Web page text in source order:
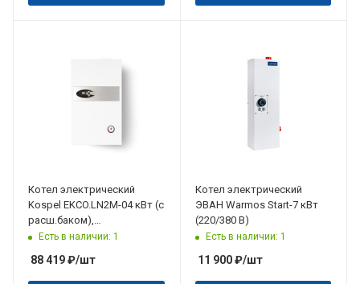
Котел электрический
Kospel EKCO.LN2M-04 кВт (с
расш.баком),
погодозависимое
Есть в наличии: 1
88 419₽/шт
Котел электрический
ЭВАН Warmos Start-7 кВт
(220/380 В)
Есть в наличии: 1
11 900₽/шт